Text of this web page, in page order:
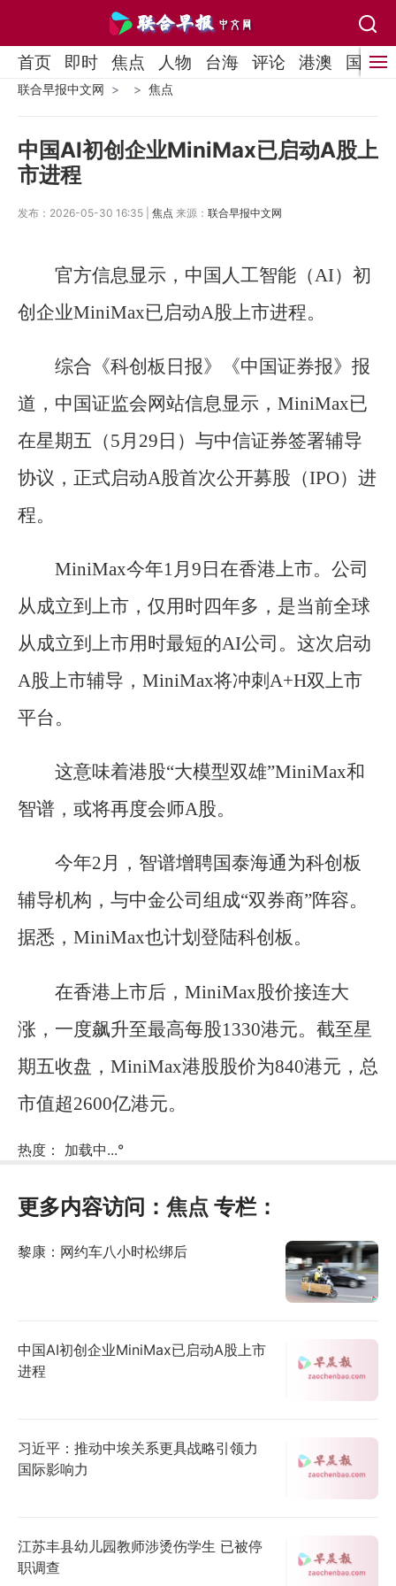
首页 即时 焦点 人物 台海 评论 港澳 国际
联合早报中文网 焦点
中国AI初创企业MiniMax已启动A股上
市进程
发布：2026-05-30 16:35 | 焦点 来源： 联合早报中文网
官方信息显示，中国人工智能（AI）初
创企业MiniMax已启动A股上市进程。
综合《科创板日报》《中国证券报》报
道，中国证监会网站信息显示，MiniMax已
在星期五（5月29日）与中信证券签署辅导
协议，正式启动A股首次公开募股（IPO）进
程。
MiniMax今年1月9日在香港上市。公司
从成立到上市，仅用时四年多，是当前全球
从成立到上市用时最短的AI公司。这次启动
A股上市辅导，MiniMax将冲刺A+H双上市
平台。
这意味着港股“大模型双雄”MiniMax和
智谱，或将再度会师A股。
今年2月，智谱增聘国泰海通为科创板
辅导机构，与中金公司组成“双券商”阵容。
据悉，MiniMax也计划登陆科创板。
在香港上市后，MiniMax股价接连大
涨，一度飙升至最高每股1330港元。截至星
期五收盘，MiniMax港股股价为840港元，总
市值超2600亿港元。
热度： 加载中...°
更多内容访问： 焦点 专栏：
黎康：网约车八小时松绑后
中国AI初创企业MiniMax已启动A股上市
进程
习近平：推动中埃关系更具战略引领力
国际影响力
江苏丰县幼儿园教师涉烫伤学生 已被停
职调查